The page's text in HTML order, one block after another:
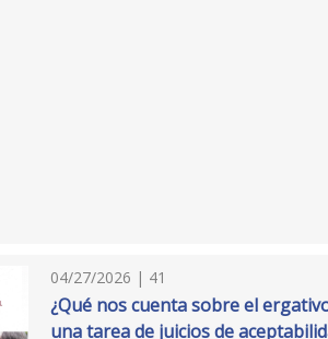
04/27/2026 | 41
¿Qué nos cuenta sobre el
una tarea de juicios de